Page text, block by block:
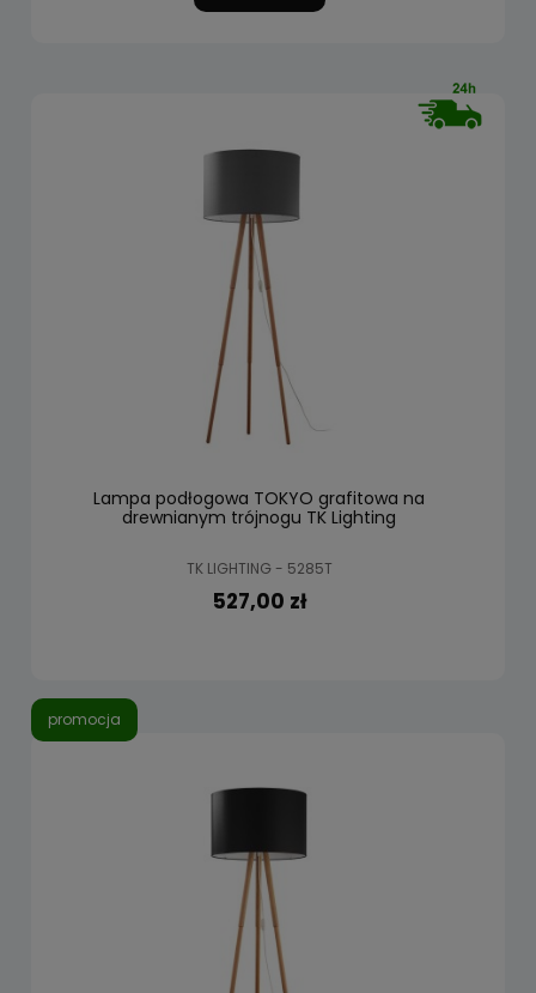
Lampa podłogowa TOKYO grafitowa na
drewnianym trójnogu TK Lighting
TK LIGHTING - 5285T
527,00 zł
promocja